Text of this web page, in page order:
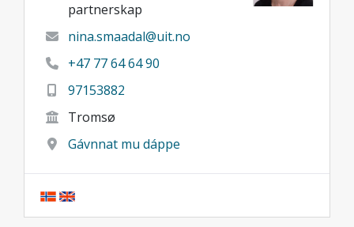
partnerskap
nina.smaadal@uit.no
+47 77 64 64 90
97153882
Tromsø
Gávnnat mu dáppe